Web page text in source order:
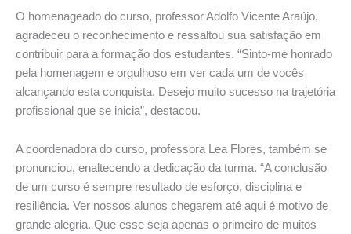
O homenageado do curso, professor Adolfo Vicente Araújo,
agradeceu o reconhecimento e ressaltou sua satisfação em
contribuir para a formação dos estudantes. “Sinto-me honrado
pela homenagem e orgulhoso em ver cada um de vocês
alcançando esta conquista. Desejo muito sucesso na trajetória
profissional que se inicia”, destacou.
A coordenadora do curso, professora Lea Flores, também se
pronunciou, enaltecendo a dedicação da turma. “A conclusão
de um curso é sempre resultado de esforço, disciplina e
resiliência. Ver nossos alunos chegarem até aqui é motivo de
grande alegria. Que esse seja apenas o primeiro de muitos